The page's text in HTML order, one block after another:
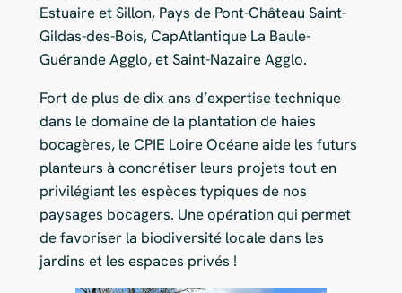
Estuaire et Sillon, Pays de Pont-Château Saint-
Gildas-des-Bois, CapAtlantique La Baule-
Guérande Agglo, et Saint-Nazaire Agglo.
Fort de plus de dix ans d’expertise technique
dans le domaine de la plantation de haies
bocagères, le CPIE Loire Océane aide les futurs
planteurs à concrétiser leurs projets tout en
privilégiant les espèces typiques de nos
paysages bocagers. Une opération qui permet
de favoriser la biodiversité locale dans les
jardins et les espaces privés !